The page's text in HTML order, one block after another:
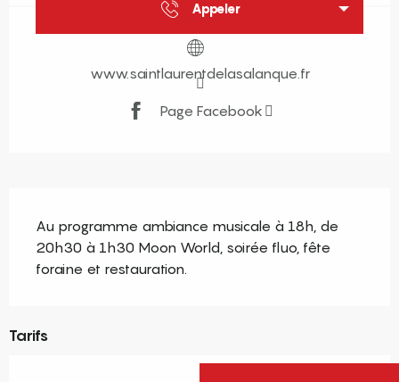
Appeler
www.saintlaurentdelasalanque.fr
Page Facebook
Au programme ambiance musicale à 18h, de
20h30 à 1h30 Moon World, soirée fluo, fête
foraine et restauration.
Tarifs